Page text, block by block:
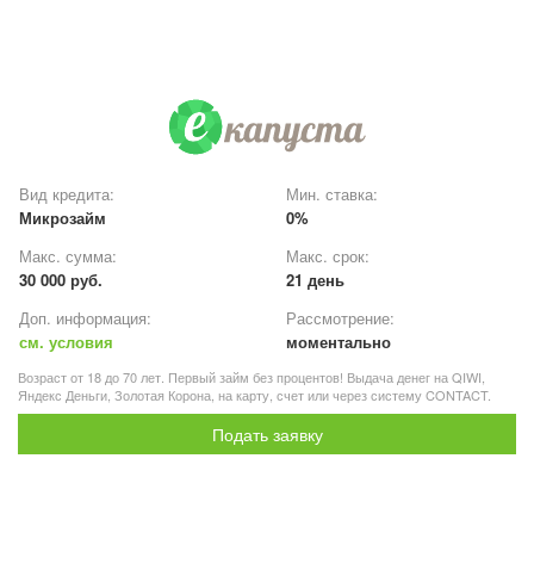
Вид кредита:
Микрозайм
Мин. ставка:
0%
Макс. сумма:
30 000 руб.
Макс. срок:
21 день
Доп. информация:
см. условия
Рассмотрение:
моментально
Возраст от 18 до 70 лет. Первый займ без процентов! Выдача денег на QIWI,
Яндекс Деньги, Золотая Корона, на карту, счет или через систему CONTACT.
Подать заявку